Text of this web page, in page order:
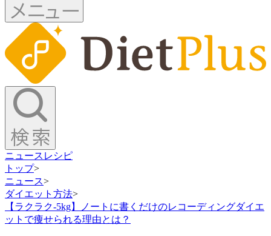
ニュース レシピ
トップ>
ニュース>
ダイエット方法>
【ラクラク-5kg】ノートに書くだけのレコーディングダイエ
ットで痩せられる理由とは？